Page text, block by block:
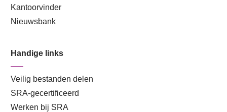
Kantoorvinder
Nieuwsbank
Handige links
Veilig bestanden delen
SRA-gecertificeerd
Werken bij SRA